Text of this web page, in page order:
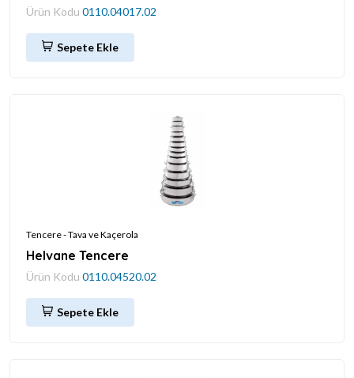
Ürün Kodu 0110.04017.02
Sepete Ekle
Tencere - Tava ve Kaçerola
Helvane Tencere
Ürün Kodu 0110.04520.02
Sepete Ekle